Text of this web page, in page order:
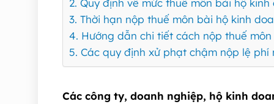
2. Quy định về mức thuế môn bài hộ
3. Thời hạn nộp thuế môn bài hộ kinh
4. Hướng dẫn chi tiết cách nộp thuế
5. Các quy định xử phạt chậm nộp lệ
Các công ty, doanh nghiệp, hộ kinh